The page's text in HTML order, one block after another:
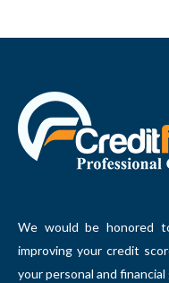
We would be honored
improving your credit
your personal and financial